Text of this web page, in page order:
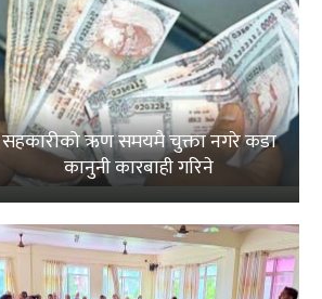
सहकारीको ऋण समयमै चुक्ता नगरे कडा
कानुनी कारबाही गरिने